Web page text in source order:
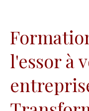
l'essor à